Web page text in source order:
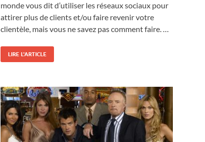
monde vous dit d’utiliser les réseaux sociaux pour
attirer plus de clients et/ou faire revenir votre
clientèle, mais vous ne savez pas comment faire. …
LIRE L'ARTICLE